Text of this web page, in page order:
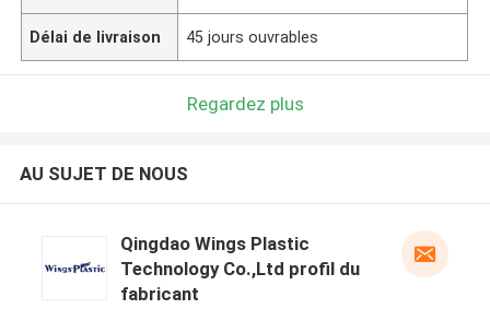
Délai de livraison 45 jours ouvrables
Regardez plus
AU SUJET DE NOUS
Qingdao Wings Plastic
Technology Co.,Ltd profil du
fabricant